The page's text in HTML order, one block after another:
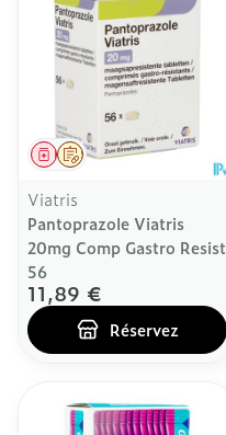
Sur prescription
Médicament
Viatris
Pantoprazole Viatris
20mg Comp Gastro Resist
56
11,89 €
Réservez